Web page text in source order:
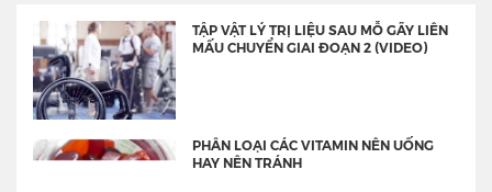
TẬP VẬT LÝ TRỊ LIỆU SAU MỖ GÃY LIÊN
MẤU CHUYỂN GIAI ĐOẠN 2 (VIDEO)
PHÂN LOẠI CÁC VITAMIN NÊN UỐNG
HAY NÊN TRÁNH